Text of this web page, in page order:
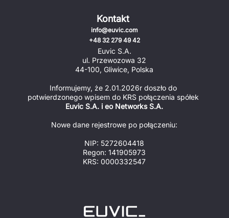
Kontakt
info@euvic.com
+48 32 279 49 42
Euvic S.A.
ul. Przewozowa 32
44-100, Gliwice, Polska
Informujemy, że 2.01.2026r doszło do
Euvic S.A. i eo Networks S.A.
Nowe dane rejestrowe po połączeniu:
NIP: 5272604418
Regon: 141905973
KRS: 0000332547